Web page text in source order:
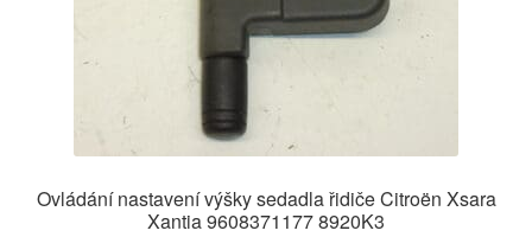
Ovládání nastavení výšky sedadla řidiče Citroën Xsara
Xantia 9608371177 8920K3